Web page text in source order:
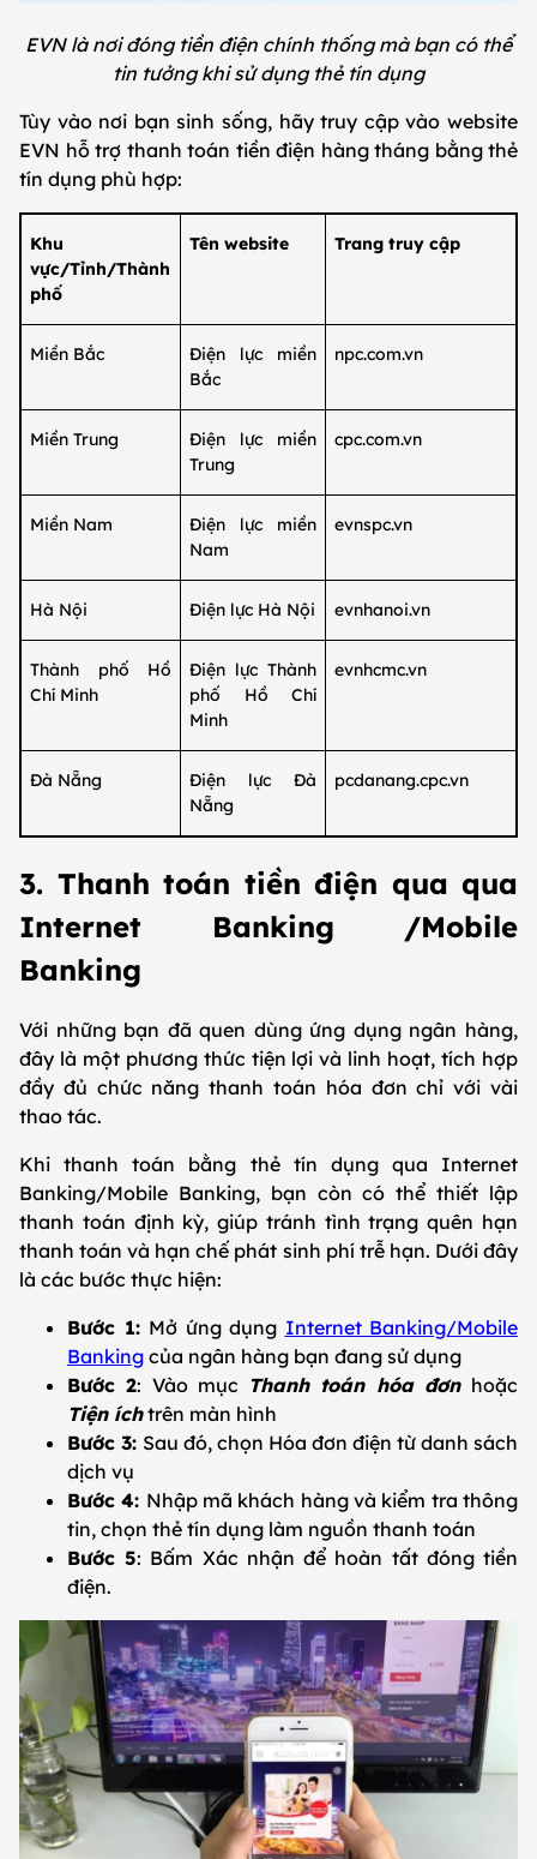
EVN là nơi đóng tiền điện chính thống mà bạn có thể
tin tưởng khi sử dụng thẻ tín dụng
Tùy vào nơi bạn sinh sống, hãy truy cập vào website
EVN hỗ trợ thanh toán tiền điện hàng tháng bằng thẻ
tín dụng phù hợp:
Khu
vực/Tỉnh/Thành
phố
Tên website Trang truy cập
Miền Bắc
Điện lực miền
Bắc
npc.com.vn
Miền Trung
Điện lực miền
Trung
cpc.com.vn
Miền Nam
Điện lực miền
Nam
evnspc.vn
Hà Nội Điện lực Hà Nội evnhanoi.vn
Thành phố Hồ
Chí Minh
Điện lực Thành
phố Hồ Chí
Minh
evnhcmc.vn
Đà Nẵng
Điện lực Đà
Nẵng
pcdanang.cpc.vn
3. Thanh toán tiền điện qua qua
Internet Banking /Mobile
Banking
Với những bạn đã quen dùng ứng dụng ngân hàng,
đây là một phương thức tiện lợi và linh hoạt, tích hợp
đầy đủ chức năng thanh toán hóa đơn chỉ với vài
thao tác.
Khi thanh toán bằng thẻ tín dụng qua Internet
Banking/Mobile Banking, bạn còn có thể thiết lập
thanh toán định kỳ, giúp tránh tình trạng quên hạn
thanh toán và hạn chế phát sinh phí trễ hạn. Dưới đây
là các bước thực hiện:
Bước 1: Mở ứng dụng Internet Banking/Mobile
Banking của ngân hàng bạn đang sử dụng
Bước 2: Vào mục Thanh toán hóa đơn hoặc
Tiện íchtrên màn hình
Bước 3: Sau đó, chọn Hóa đơn điện từ danh sách
dịch vụ
Bước 4: Nhập mã khách hàng và kiểm tra thông
tin, chọn thẻ tín dụng làm nguồn thanh toán
Bước 5: Bấm Xác nhận để hoàn tất đóng tiền
điện.